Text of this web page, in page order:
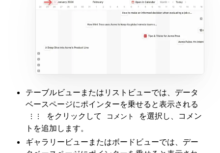
テーブルビューまたはリストビューでは、データ
ベースページにポインターを乗せると表示される
⋮⋮ をクリックして コメント
を選択し、コメン
トを追加します。
ギャラリービューまたはボードビューでは、デー